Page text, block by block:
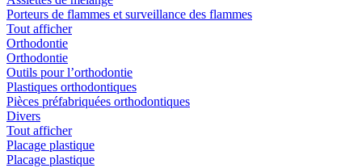
Porteurs de flammes et surveillance des flammes
Tout afficher
Orthodontie
Orthodontie
Outils pour l’orthodontie
Plastiques orthodontiques
Pièces préfabriquées orthodontiques
Divers
Tout afficher
Placage plastique
Placage plastique